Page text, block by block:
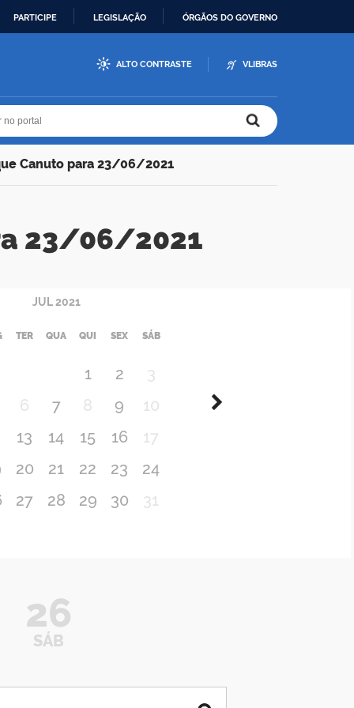
PARTICIPE LEGISLAÇÃO ÓRGÃOS DO GOVERNO
ALTO CONTRASTE VLIBRAS
Canuto para 23/06/2021
23/06/2021
JUL 2021
TER QUA QUI SEX SÁB
1 2
3
6
7 8 9
10
13 14 15 16
17
20 21 22 23
24
27 28 29 30 31
26
SÁB